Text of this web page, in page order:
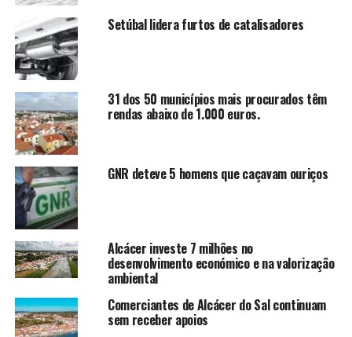
Setúbal lidera furtos de catalisadores
31 dos 50 municípios mais procurados têm
rendas abaixo de 1.000 euros.
GNR deteve 5 homens que caçavam ouriços
Alcácer investe 7 milhões no
desenvolvimento económico e na valorização
ambiental
Comerciantes de Alcácer do Sal continuam
sem receber apoios